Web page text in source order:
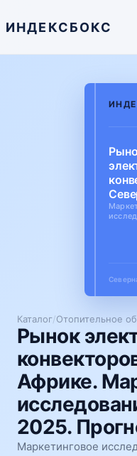
ИНДЕКСБОКС
Каталог/Отопительное
Рынок
Африке.
2025.
Маркетинговое